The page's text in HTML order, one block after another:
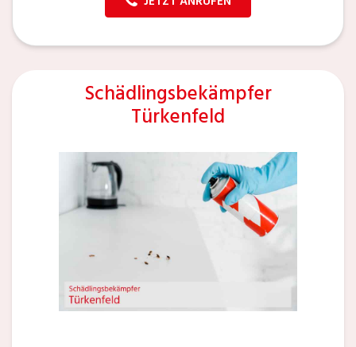
Schädlingsbekämpfer
Türkenfeld